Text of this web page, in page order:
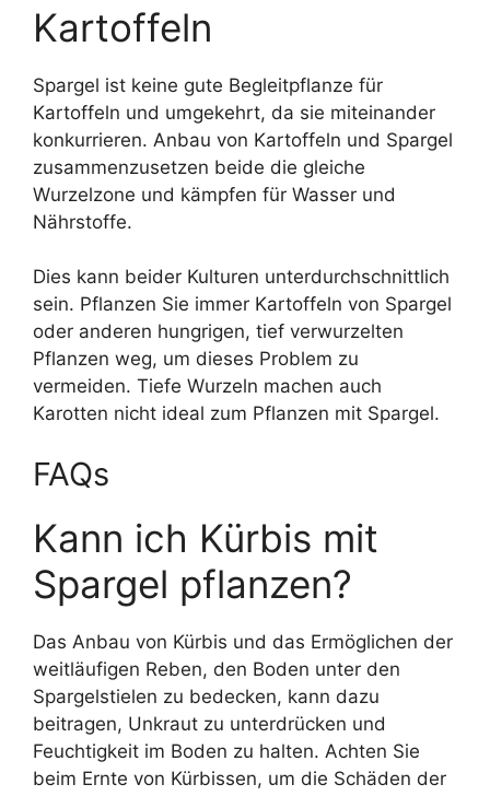
Kartoffeln
Spargel ist keine gute Begleitpflanze für
Kartoffeln und umgekehrt, da sie miteinander
konkurrieren. Anbau von Kartoffeln und Spargel
zusammenzusetzen beide die gleiche
Wurzelzone und kämpfen für Wasser und
Nährstoffe.
Dies kann beider Kulturen unterdurchschnittlich
sein. Pflanzen Sie immer Kartoffeln von Spargel
oder anderen hungrigen, tief verwurzelten
Pflanzen weg, um dieses Problem zu
vermeiden. Tiefe Wurzeln machen auch
Karotten nicht ideal zum Pflanzen mit Spargel.
FAQs
Kann ich Kürbis mit
Spargel pflanzen?
Das Anbau von Kürbis und das Ermöglichen der
weitläufigen Reben, den Boden unter den
Spargelstielen zu bedecken, kann dazu
beitragen, Unkraut zu unterdrücken und
Feuchtigkeit im Boden zu halten. Achten Sie
beim Ernte von Kürbissen, um die Schäden der